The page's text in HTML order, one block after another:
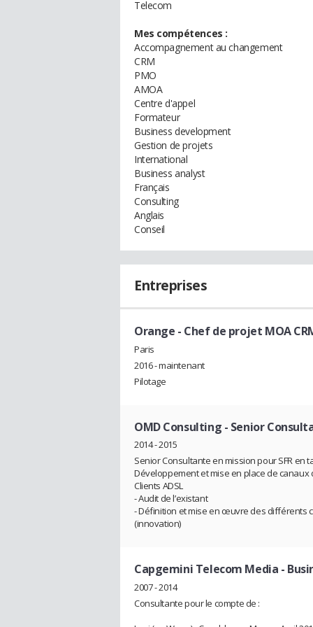
Telecom
Mes compétences :
Accompagnement au changement
CRM
PMO
AMOA
Centre d'appel
Formateur
Business development
Gestion de projets
International
Business analyst
Français
Consulting
Anglais
Conseil
Entreprises
Orange - Chef de projet MOA
Paris
2016 - maintenant
Pilotage
OMD Consulting - Senior
2014 - 2015
Senior Consultante en mission pour SFR en
Développement et mise en place de
Clients ADSL
- Audit de l’existant
- Définition et mise en œuvre des différents
(innovation)
Capgemini Telecom Media -
2007 - 2014
Consultante pour le compte de :